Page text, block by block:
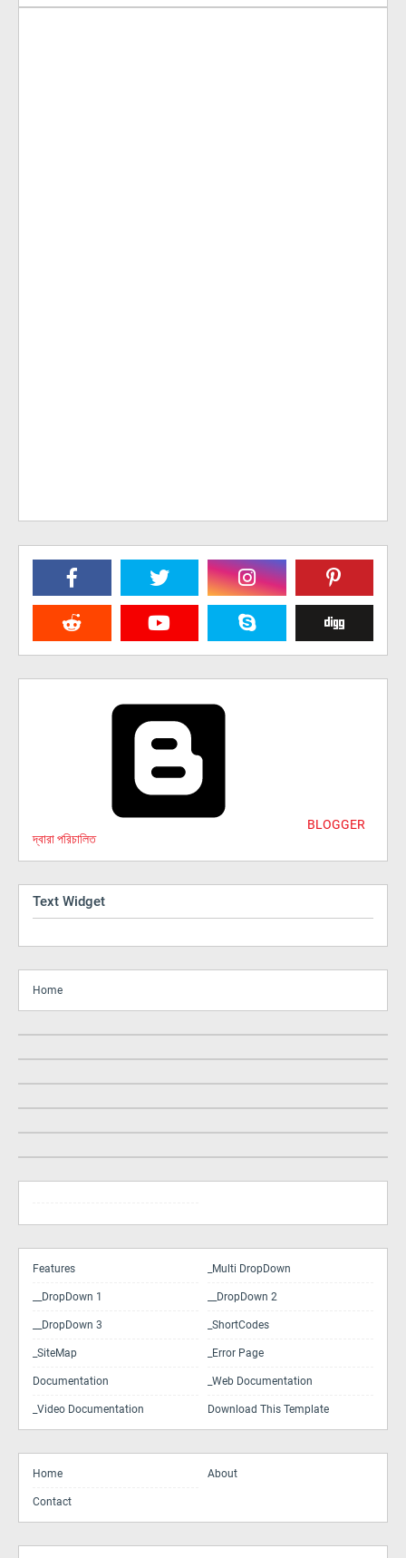
BLOGGER
দ্বারা পরিচালিত
Text Widget
Home
Features _Multi DropDown
__DropDown 1 __DropDown 2
__DropDown 3 _ShortCodes
_SiteMap _Error Page
Documentation _Web Documentation
_Video Documentation Download This Template
Home About
Contact